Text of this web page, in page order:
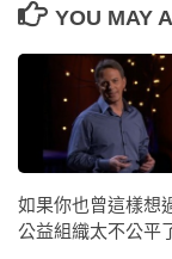
YOU MAY
如果你也曾這樣想
公益組織太不公平